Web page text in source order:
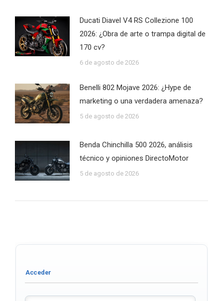
Ducati Diavel V4 RS Collezione 100
2026: ¿Obra de arte o trampa digital de
170 cv?
6 de agosto de 2026
Benelli 802 Mojave 2026: ¿Hype de
marketing o una verdadera amenaza?
5 de agosto de 2026
Benda Chinchilla 500 2026, análisis
técnico y opiniones DirectoMotor
5 de agosto de 2026